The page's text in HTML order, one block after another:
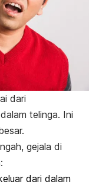
dari
telinga. Ini
gejala di
dari dalam